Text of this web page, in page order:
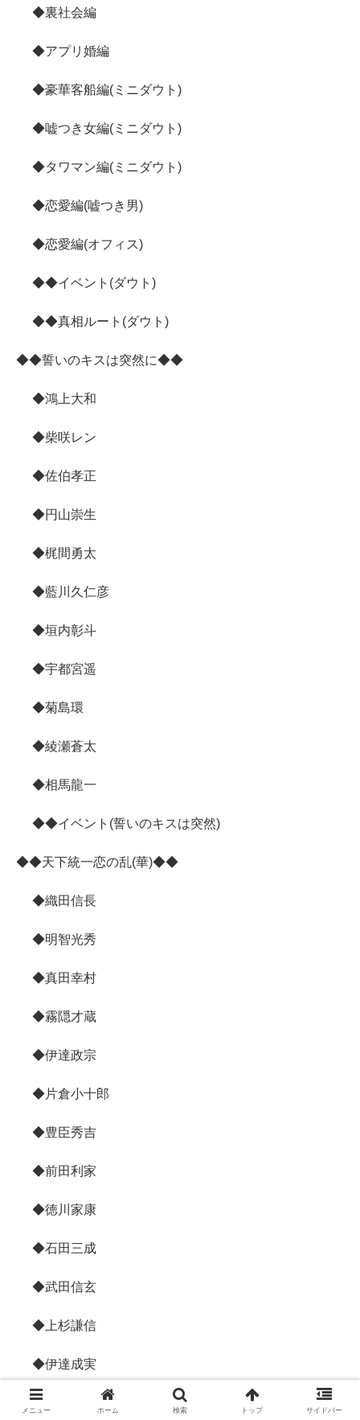
◆裏社会編
◆アプリ婚編
◆豪華客船編(ミニダウト)
◆嘘つき女編(ミニダウト)
◆タワマン編(ミニダウト)
◆恋愛編(嘘つき男)
◆恋愛編(オフィス)
◆◆イベント(ダウト)
◆◆真相ルート(ダウト)
◆◆誓いのキスは突然に◆◆
◆鴻上大和
◆柴咲レン
◆佐伯孝正
◆円山崇生
◆梶間勇太
◆藍川久仁彦
◆垣内彰斗
◆宇都宮遥
◆菊島環
◆綾瀬蒼太
◆相馬龍一
◆◆イベント(誓いのキスは突然)
◆◆天下統一恋の乱(華)◆◆
◆織田信長
◆明智光秀
◆真田幸村
◆霧隠才蔵
◆伊達政宗
◆片倉小十郎
◆豊臣秀吉
◆前田利家
◆徳川家康
◆石田三成
◆武田信玄
◆上杉謙信
◆伊達成実
◆真田信幸
メニュー ホーム 検索 トップ サイドバー